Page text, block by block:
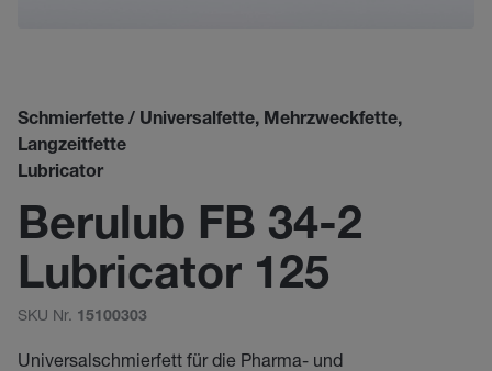
Schmierfette / Universalfette, Mehrzweckfette,
Langzeitfette
Lubricator
Berulub FB 34-2
Lubricator 125
SKU Nr. 15100303
Universalschmierfett für die Pharma- und